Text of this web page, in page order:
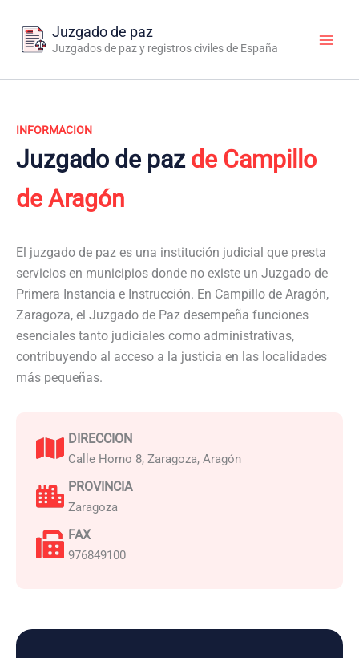
contenido
Juzgado de paz
Juzgados de paz y registros civiles de España
INFORMACION
Juzgado de paz de Campillo
de Aragón
El juzgado de paz es una institución judicial que presta
servicios en municipios donde no existe un Juzgado de
Primera Instancia e Instrucción. En Campillo de Aragón,
Zaragoza, el Juzgado de Paz desempeña funciones
esenciales tanto judiciales como administrativas,
contribuyendo al acceso a la justicia en las localidades
más pequeñas.
DIRECCION
Calle Horno 8, Zaragoza, Aragón
PROVINCIA
Zaragoza
FAX
976849100